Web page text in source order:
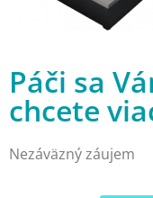
Páči sa
chcete
Nezáväzný záujem